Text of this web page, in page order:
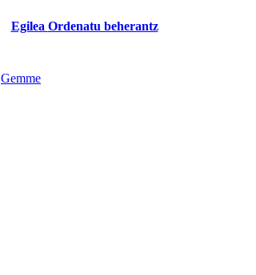
Egilea Ordenatu beherantz
Gemme